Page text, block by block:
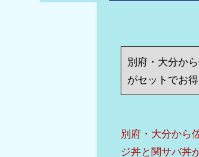
別府・大分か
がセットでお
別府・大分から
ジ丼と関サバ丼